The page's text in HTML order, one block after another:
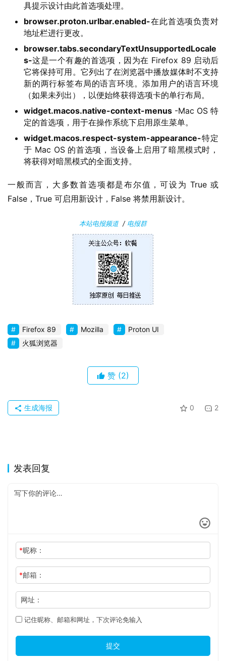
果
关
具提示设计由此首选项处理。
browser.proton.urlbar.enabled-在此首选项负责对
地址栏进行更改。
browser.tabs.secondaryTextUnsupportedLocale
s-这是一个有趣的首选项，因为在 Firefox 89 启动后
它将保持可用。它列出了在浏览器中播放媒体时不支持
新的两行标签布局的语言环境。添加用户的语言环境
（如果未列出），以便始终获得选项卡的单行布局。
widget.macos.native-context-menus -Mac OS 特
定的首选项，用于在操作系统下启用原生菜单。
widget.macos.respect-system-appearance-特定
于 Mac OS 的首选项，当设备上启用了暗黑模式时，
将获得对暗黑模式的全面支持。
一般而言，大多数首选项都是布尔值，可设为 True 或
False，True 可启用新设计，False 将禁用新设计。
本站电报频道/ 电报群
Firefox 89 Mozilla
Proton UI
火狐浏览器
赞 (2)
0 2
生成海报
发表回复
*昵称：
*邮箱：
网址：
记住昵称、邮箱和网址，下次评论免输入
提交